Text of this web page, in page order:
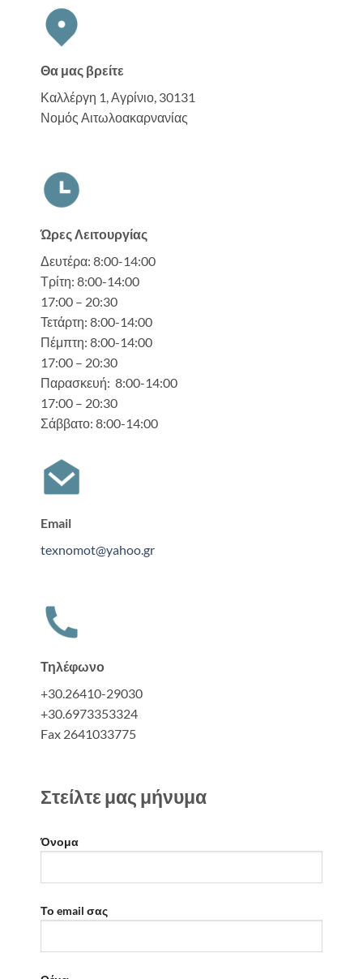
Θα μας βρείτε
Καλλέργη 1, Αγρίνιο, 30131
Νομός Αιτωλοακαρνανίας
Ώρες Λειτουργίας
Δευτέρα: 8:00-14:00
Τρίτη: 8:00-14:00
17:00 – 20:30
Τετάρτη: 8:00-14:00
Πέμπτη: 8:00-14:00
17:00 – 20:30
Παρασκευή: 8:00-14:00
17:00 – 20:30
Σάββατο: 8:00-14:00
Email
texnomot@yahoo.gr
Τηλέφωνο
+30.26410-29030
+30.6973353324
Fax 2641033775
Στείλτε μας μήνυμα
Όνομα
Το email σας